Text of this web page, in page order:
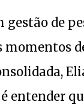
de
entender